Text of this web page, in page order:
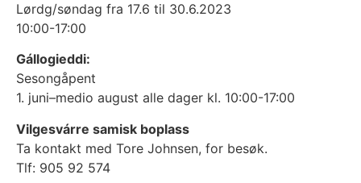
Lørdg/søndag fra 17.6 til 30.6.2023
10:00-17:00
Gállogieddi:
Sesongåpent
1. juni–medio august alle dager kl. 10:00-17:00
Vilgesvárre samisk boplass
Ta kontakt med Tore Johnsen, for besøk.
Tlf: 905 92 574